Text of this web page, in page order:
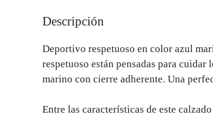
Descripción
Deportivo respetuoso en color azul
respetuoso están pensadas para
marino con cierre adherente. Una
Entre las características de este